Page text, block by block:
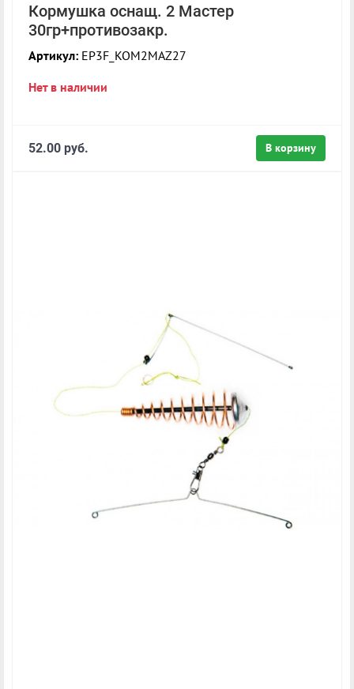
Кормушка оснащ. 2 Мастер
30гр+противозакр.
Артикул: EP3F_KOM2MAZ27
Нет в наличии
В корзину
52.00 руб.